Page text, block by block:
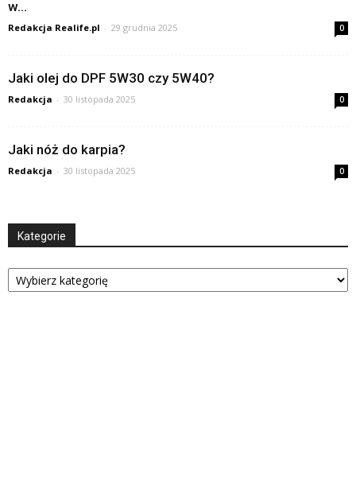
w...
Redakcja Realife.pl - 29 grudnia 2025 0
Jaki olej do DPF 5W30 czy 5W40?
Redakcja - 30 listopada 2025 0
Jaki nóż do karpia?
Redakcja - 30 listopada 2025 0
Kategorie
Kategorie